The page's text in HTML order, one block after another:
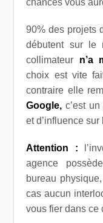
chances vous
90% des projets
débutent sur le
collimateur n’a
choix est vite
contraire elle
Google,c’est
et d’influence sur
Attention :
agence
bureau
cas aucun
vous fier dans ce